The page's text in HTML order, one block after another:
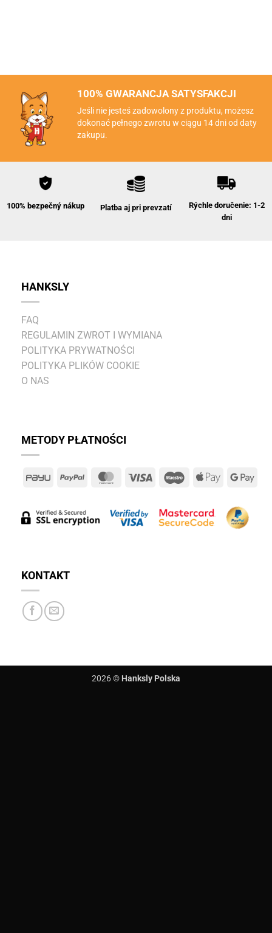
100% GWARANCJA SATYSFAKCJI
Jeśli nie jesteś zadowolony z produktu, możesz
dokonać pełnego zwrotu w ciągu 14 dni od daty
zakupu.
100% bezpečný nákup Platba aj pri prevzatí
Rýchle doručenie: 1-2
dni
HANKSLY
FAQ
REGULAMIN ZWROT I WYMIANA
POLITYKA PRYWATNOŚCI
POLITYKA PLIKÓW COOKIE
O NAS
METODY PŁATNOŚCI
PayU PayPal MasterCard
Visa MaestroApple
KONTAKT
2026 © Hanksly Polska